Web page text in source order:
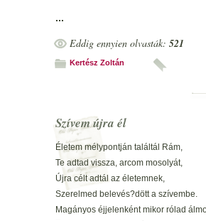
Órák, hónapok s évek,
Hogy e balga fukar népek,
Nem lelik mi szívet éltet.
...
Eddig ennyien olvasták: 521
Kertész Zoltán
Szívem újra él
Életem mélypontján találtál Rám,
Te adtad vissza, arcom mosolyát,
Újra célt adtál az életemnek,
Szerelmed belevés?dött a szívembe.
Magányos éjjelenként mikor rólad